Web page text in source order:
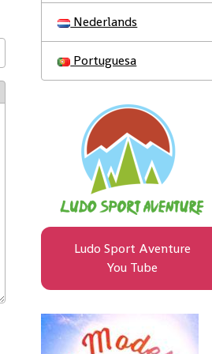
Nederlands
Portuguesa
Ludo Sport Aventure
You Tube